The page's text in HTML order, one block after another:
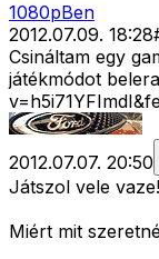
1080pBen
2012.07.09. 18:28
Csináltam egy
játékmódot
2012.07.07. 20:50
Játszol vele
Miért mit